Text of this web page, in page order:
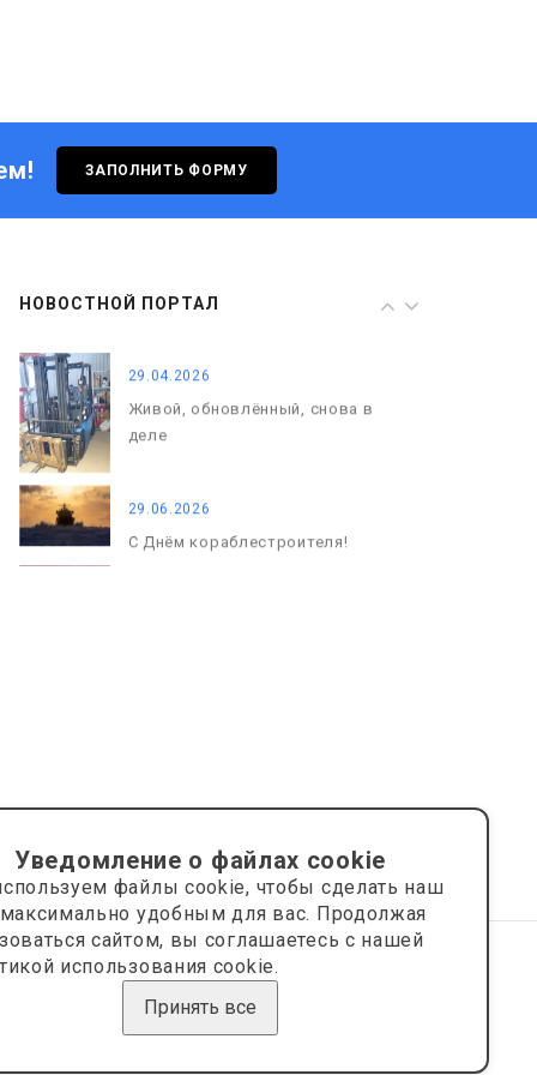
ЗАПОЛНИТЬ ФОРМУ
НОВОСТНОЙ ПОРТАЛ
С Днём кораблестроителя!
С Днём Победы. Память, которая
29.04.2026
Живой, обновлённый, снова в
деле
29.06.2026
С Днём кораблестроителя!
Сайт носит информационный характер и не является
Сделано на платформе
Уведомление о файлах cookie
файлы cookie, чтобы сделать наш
максимально удобным для вас. Продолжая
сайтом, вы соглашаетесь с нашей
использования cookie.
Принять все